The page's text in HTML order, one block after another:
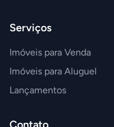
Serviços
Imóveis para Venda
Imóveis para Aluguel
Lançamentos